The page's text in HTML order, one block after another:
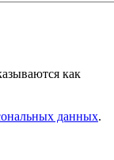
как
данных.